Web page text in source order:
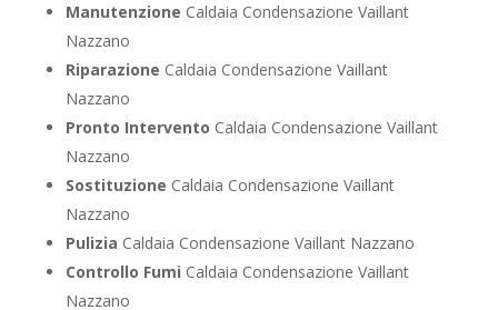
Manutenzione Caldaia Condensazione Vaillant
Nazzano
Riparazione Caldaia Condensazione Vaillant
Nazzano
Pronto Intervento Caldaia Condensazione Vaillant
Nazzano
Sostituzione Caldaia Condensazione Vaillant
Nazzano
Pulizia Caldaia Condensazione Vaillant Nazzano
Controllo Fumi Caldaia Condensazione Vaillant
Nazzano